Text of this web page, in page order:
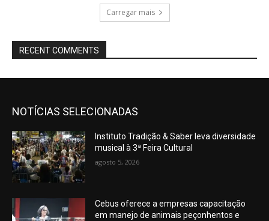
Carregar mais
RECENT COMMENTS
NOTÍCIAS SELECIONADAS
Instituto Tradição & Saber leva diversidade
musical à 3ª Feira Cultural
agosto 5, 2026
Cebus oferece a empresas capacitação
em manejo de animais peçonhentos e